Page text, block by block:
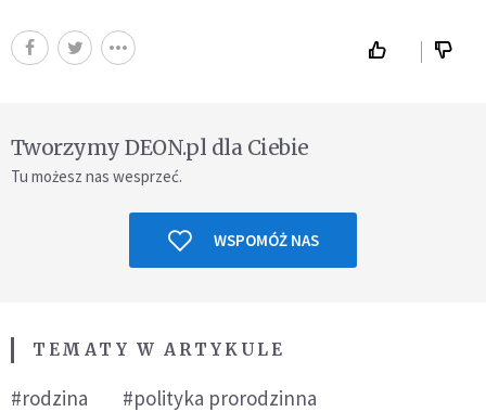
Tworzymy DEON.pl dla Ciebie
Tu możesz nas wesprzeć.
WSPOMÓŻ NAS
TEMATY W ARTYKULE
#rodzina #polityka prorodzinna